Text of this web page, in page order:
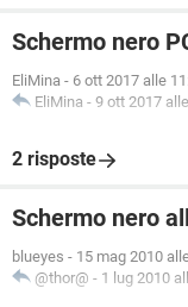
Schermo nero
EliMina - 6 ott 2017 alle
EliMina - 9 ott 2017
2 risposte
Schermo nero
blueyes - 15 mag 2010
@thor@ - 1 lug 2010